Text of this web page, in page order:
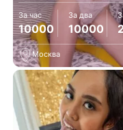
За час
10000
За два
10000
Москва